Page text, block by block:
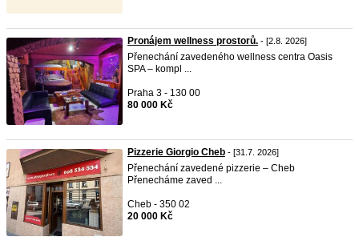
Pronájem wellness prostorů. - [2.8. 2026]
Přenechání zavedeného wellness centra Oasis
SPA – kompl ...
Praha 3 - 130 00
80 000 Kč
Pizzerie Giorgio Cheb - [31.7. 2026]
Přenechání zavedené pizzerie – Cheb
Přenecháme zaved ...
Cheb - 350 02
20 000 Kč